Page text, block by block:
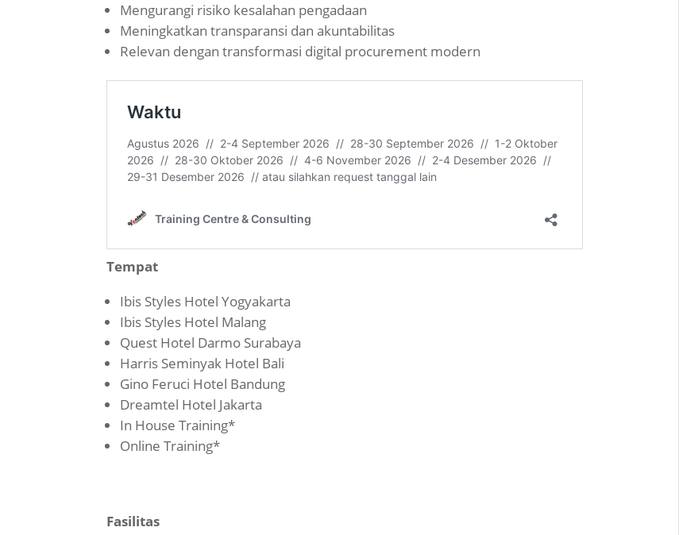
Mengurangi risiko kesalahan pengadaan
Meningkatkan transparansi dan akuntabilitas
Relevan dengan transformasi digital procurement modern
Tempat
Ibis Styles Hotel Yogyakarta
Ibis Styles Hotel Malang
Quest Hotel Darmo Surabaya
Harris Seminyak Hotel Bali
Gino Feruci Hotel Bandung
Dreamtel Hotel Jakarta
In House Training*
Online Training*
Fasilitas